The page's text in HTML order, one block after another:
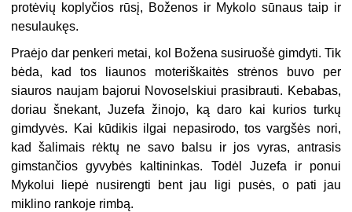
protėvių koplyčios rūsį, Boženos ir Mykolo sūnaus taip ir
nesulaukęs.
Praėjo dar penkeri metai, kol Božena susiruošė gimdyti. Tik
bėda, kad tos liaunos moteriškaitės strėnos buvo per
siauros naujam bajorui Novoselskiui prasibrauti. Kebabas,
doriau šnekant, Juzefa žinojo, ką daro kai kurios turkų
gimdyvės. Kai kūdikis ilgai nepasirodo, tos vargšės nori,
kad šalimais rėktų ne savo balsu ir jos vyras, antrasis
gimstančios gyvybės kaltininkas. Todėl Juzefa ir ponui
Mykolui liepė nusirengti bent jau ligi pusės, o pati jau
miklino rankoje rimbą.